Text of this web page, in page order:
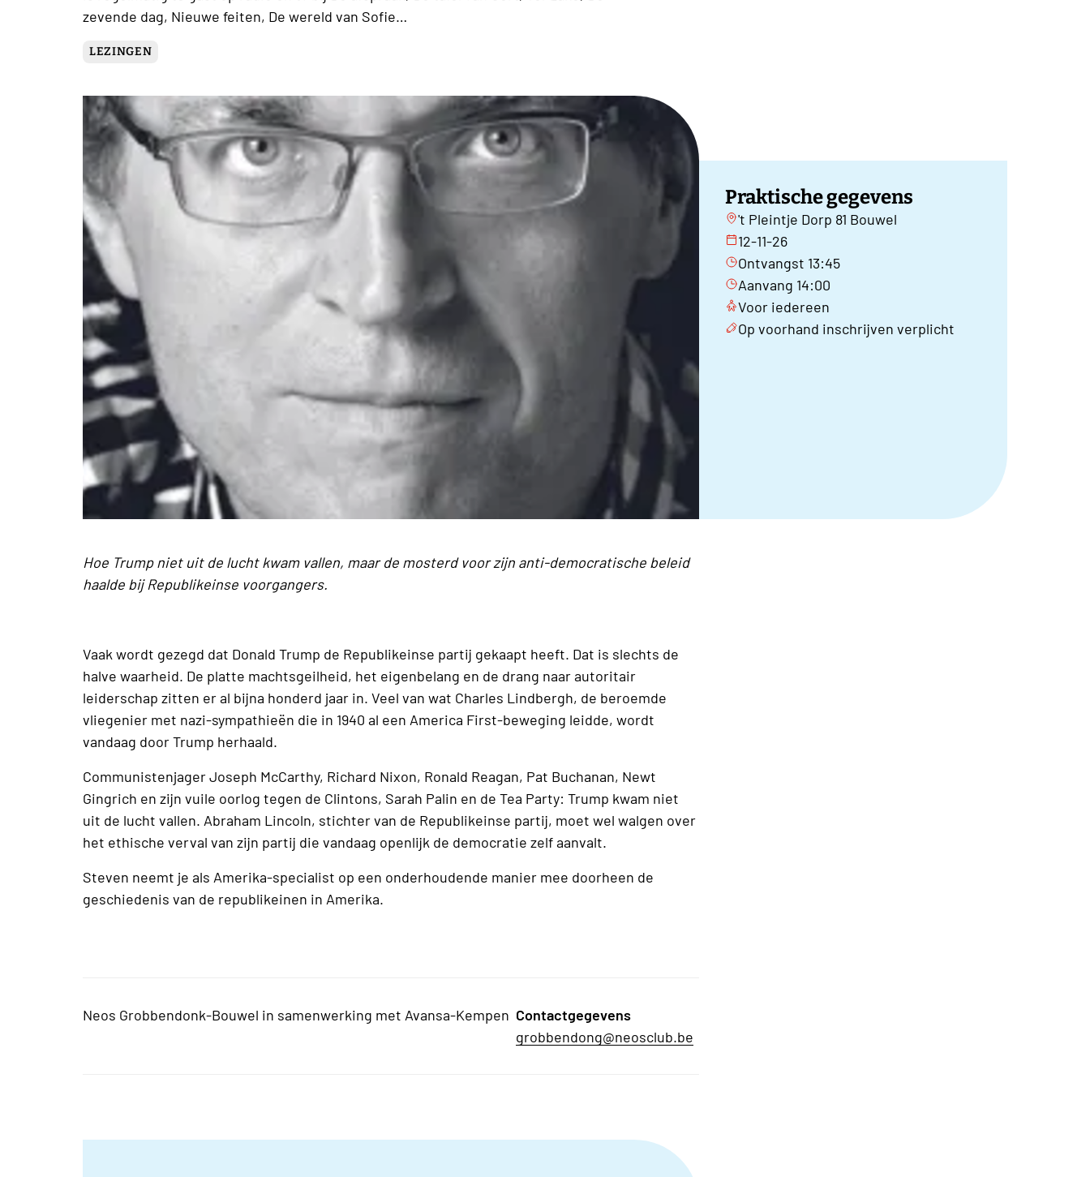
zevende dag, Nieuwe feiten, De wereld van Sofie…
LEZINGEN
Praktische gegevens
't Pleintje Dorp 81 Bouwel
12-11-26
Ontvangst 13:45
Aanvang 14:00
Voor iedereen
Op voorhand inschrijven verplicht
Hoe Trump niet uit de lucht kwam vallen, maar de mosterd voor zijn anti-democratische beleid
haalde bij Republikeinse voorgangers.
Vaak wordt gezegd dat Donald Trump de Republikeinse partij gekaapt heeft. Dat is slechts de
halve waarheid. De platte machtsgeilheid, het eigenbelang en de drang naar autoritair
leiderschap zitten er al bijna honderd jaar in. Veel van wat Charles Lindbergh, de beroemde
vliegenier met nazi-sympathieën die in 1940 al een America First-beweging leidde, wordt
vandaag door Trump herhaald.
Communistenjager Joseph McCarthy, Richard Nixon, Ronald Reagan, Pat Buchanan, Newt
Gingrich en zijn vuile oorlog tegen de Clintons, Sarah Palin en de Tea Party: Trump kwam niet
uit de lucht vallen. Abraham Lincoln, stichter van de Republikeinse partij, moet wel walgen over
het ethische verval van zijn partij die vandaag openlijk de democratie zelf aanvalt.
Steven neemt je als Amerika-specialist op een onderhoudende manier mee doorheen de
geschiedenis van de republikeinen in Amerika.
Neos Grobbendonk-Bouwel in samenwerking met Avansa-Kempen Contactgegevens
grobbendong@neosclub.be